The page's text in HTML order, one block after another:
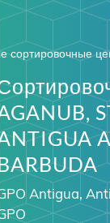
сортировочные
Antigua,